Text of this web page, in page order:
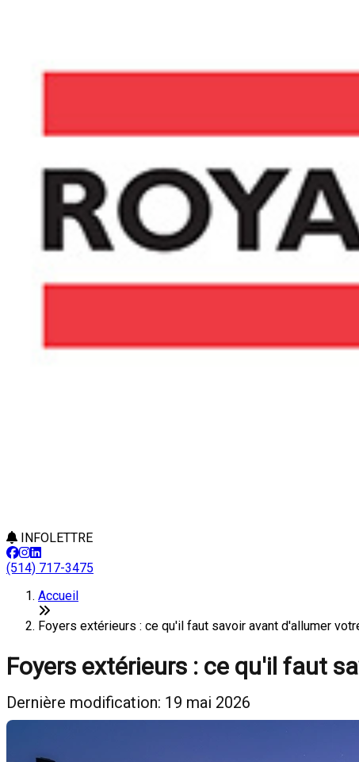
INFOLETTRE
(514) 717-3475
Accueil
Foyers extérieurs : ce qu'il faut savoir avant d'allumer
Foyers extérieurs : ce qu'il faut
Dernière modification: 19 mai 2026